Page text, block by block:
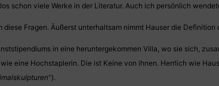
schon viele Werke in der Literatur. Auch ich persönlich
diese Fragen. Äußerst unterhaltsam nimmt Hauser die
in eine heruntergekommen Villa, wo sie sich,
eine Hochstaplerin. Die ist Keine von ihnen. Herrlich wie
“).